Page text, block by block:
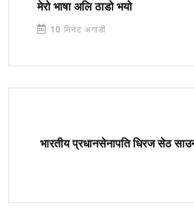
मेरो भाषा अलि ठाडो भयो
10 मिनेट अगाडी
भारतीय प्रधानसेनापति धिरज सेठ